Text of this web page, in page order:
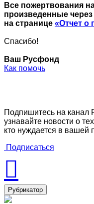
Все пожертвования
произведенные
на странице «Отчет о
Спасибо!
Ваш Русфонд
Как помочь
Подпишитесь на канал
узнавайте новости о
кто нуждается в вашей
Подписаться
Рубрикатор